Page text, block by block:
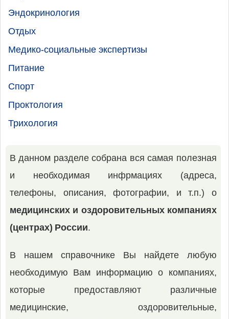
Эндокринология
Отдых
Медико-социальные экспертизы
Питание
Спорт
Проктология
Трихология
В данном разделе собрана вся самая полезная
и необходимая инфрмациях (адреса,
телефоны, описания, фотографии, и т.п.) о
медицинских и оздоровительных компаниях
(центрах) России.
В нашем справочнике Вы найдете любую
необходимую Вам информацию о компаниях,
которые предоставляют различные
медицинские, оздоровительные,